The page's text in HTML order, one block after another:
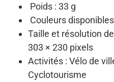
Poids : 33 g
Couleurs
Taille et résolution
303 × 230 pixels
Activités : Vélo de
Cyclotourisme